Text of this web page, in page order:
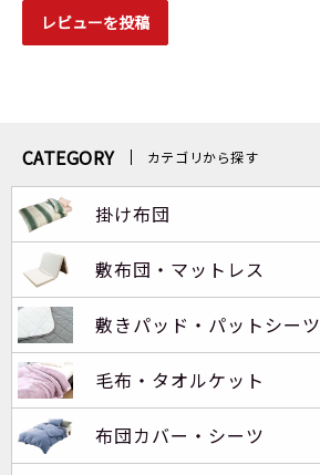
レビューを投稿
CATEGORY カテゴリから探す
掛け布団
敷布団・マットレス
敷きパッド・パットシーツ
毛布・タオルケット
布団カバー・シーツ